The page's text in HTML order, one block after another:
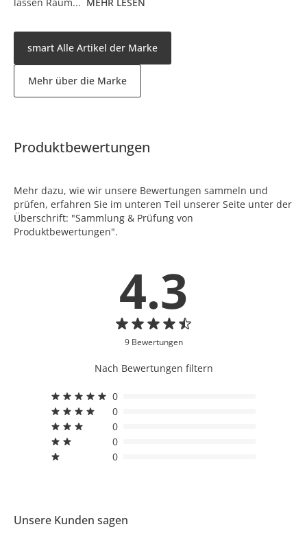
smart Alle Artikel der Marke
Mehr über die Marke
Produktbewertungen
Mehr dazu, wie wir unsere Bewertungen sammeln und
prüfen, erfahren Sie im unteren Teil unserer Seite unter der
Überschrift: "Sammlung & Prüfung von
Produktbewertungen".
4.3
9 Bewertungen
Nach Bewertungen filtern
0
0
0
0
0
Unsere Kunden sagen